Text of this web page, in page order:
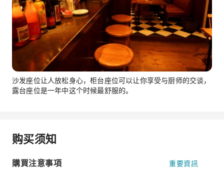
沙发座位让人放松身心，柜台座位可以让你享受与厨师的交谈，
露台座位是一年中这个时候最舒服的。
购买须知
購買注意事項 重要資訊